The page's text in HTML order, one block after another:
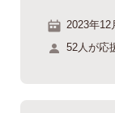
2023年12
52人が応